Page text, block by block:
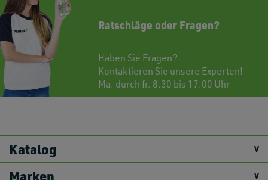
Ratschläge oder Fragen?
Haben Sie Fragen?
Kontaktieren Sie unsere Experten!
Ma. durch fr. 8.30 bis 17.00 Uhr
Katalog
Marken